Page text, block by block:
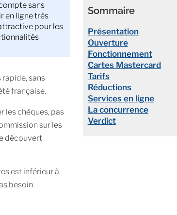
sans
en ligne très
pour les
sans
française.
les chèques, pas
sur les
découvert
est inférieur à
besoin
Sommaire
Présentation
Ouverture
Fonctionnement
Cartes Mastercard
Tarifs
Réductions
Services en ligne
La concurrence
Verdict